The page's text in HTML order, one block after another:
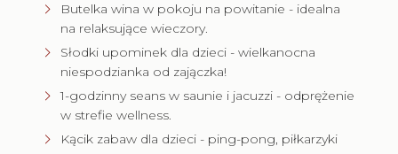
Butelka wina w pokoju na powitanie - idealna
na relaksujące wieczory.
Słodki upominek dla dzieci - wielkanocna
niespodzianka od zajączka!
1-godzinny seans w saunie i jacuzzi - odprężenie
w strefie wellness.
Kącik zabaw dla dzieci - ping-pong, piłkarzyki